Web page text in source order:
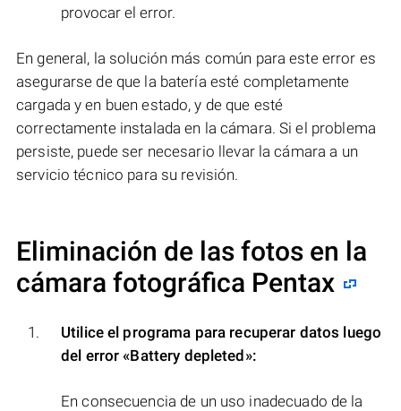
provocar el error.
En general, la solución más común para este error es
asegurarse de que la batería esté completamente
cargada y en buen estado, y de que esté
correctamente instalada en la cámara. Si el problema
persiste, puede ser necesario llevar la cámara a un
servicio técnico para su revisión.
Eliminación de las fotos en la
cámara fotográfica Pentax
Utilice el programa para recuperar datos luego
del error«Battery depleted»:
En consecuencia de un uso inadecuado de la